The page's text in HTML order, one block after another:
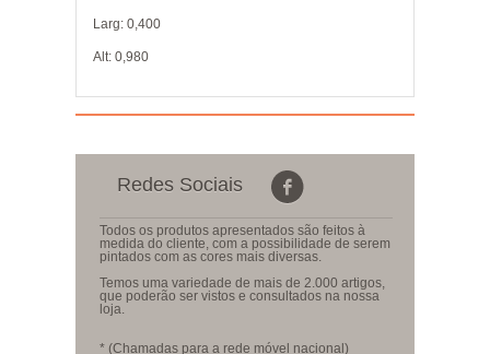
Larg: 0,400
Alt: 0,980
Redes Sociais
Todos os produtos apresentados são feitos à
medida do cliente, com a possibilidade de serem
pintados com as cores mais diversas.
Temos uma variedade de mais de 2.000 artigos,
que poderão ser vistos e consultados na nossa
loja.
* (Chamadas para a rede móvel nacional)